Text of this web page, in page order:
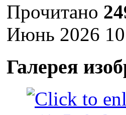
Прочитано
Июнь 2026
Галерея